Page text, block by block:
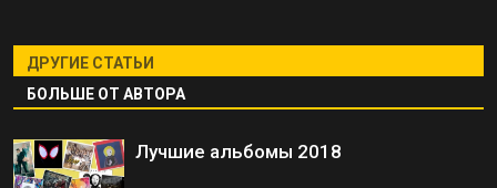
ДРУГИЕ СТАТЬИ
БОЛЬШЕ ОТ АВТОРА
Лучшие альбомы 2018